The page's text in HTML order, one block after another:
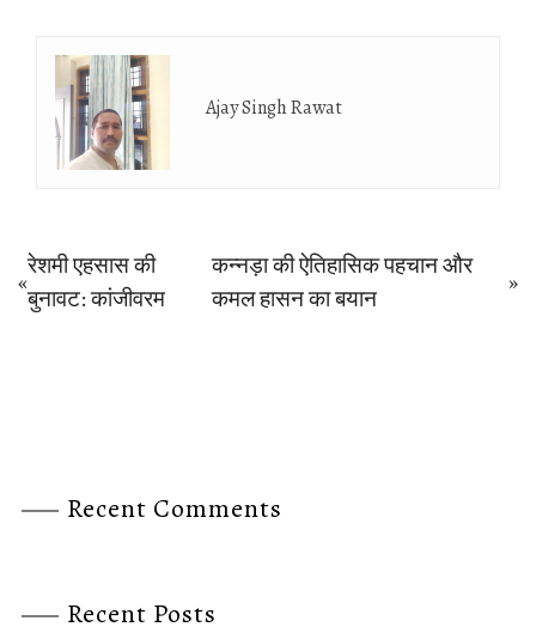
Ajay Singh Rawat
Post
navigation
«
Previous
रेशमी एहसास की
बुनावट: कांजीवरम
Next
कन्नड़ा की ऐतिहासिक पहचान और
कमल हासन का बयान
»
Recent Comments
Recent Posts